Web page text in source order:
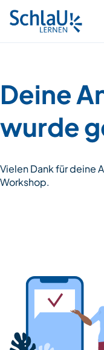
Deine
wurde
Vielen Dank für deine
Workshop.